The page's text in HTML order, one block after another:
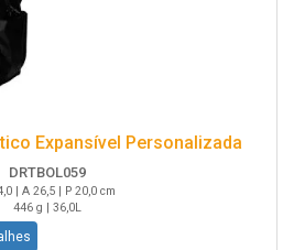
Expansível Personalizada
DRTBOL059
| A 26,5 | P 20,0 cm
446 g | 36,0L